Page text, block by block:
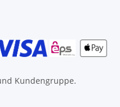
Kundengruppe.